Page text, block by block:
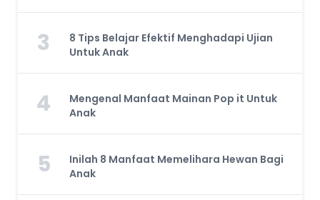
3
8 Tips Belajar Efektif Menghadapi Ujian
Untuk Anak
4
Mengenal Manfaat Mainan Pop it Untuk
Anak
5
Inilah 8 Manfaat Memelihara Hewan Bagi
Anak